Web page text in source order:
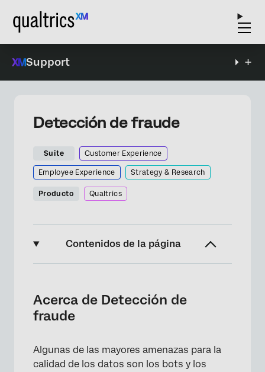
Support
Detección de fraude
Suite Customer Experience
Employee Experience Strategy & Research
Producto Qualtrics
Contenidos de la página
Activación de Detección de fraude
Evitar envíos múltiples
Monitor de escaneo de seguridad
Acerca de Detección de
fraude
Algunas de las mayores amenazas para la
calidad de los datos son los bots y los